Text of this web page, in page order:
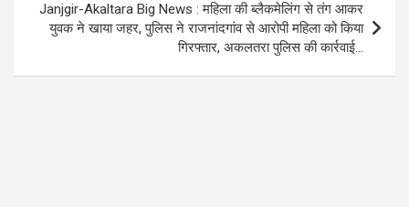
Janjgir-Akaltara Big News : महिला की ब्लैकमेलिंग से तंग आकर
युवक ने खाया जहर, पुलिस ने राजनांदगांव से आरोपी महिला को किया
गिरफ्तार, अकलतरा पुलिस की कार्रवाई…